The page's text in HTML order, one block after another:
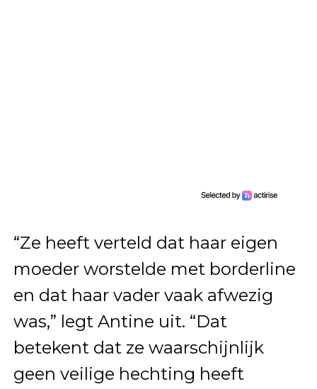
“Ze heeft verteld dat haar eigen
moeder worstelde met borderline
en dat haar vader vaak afwezig
was,” legt Antine uit. “Dat
betekent dat ze waarschijnlijk
geen veilige hechting heeft